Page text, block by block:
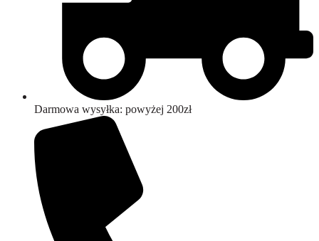
Darmowa wysyłka: powyżej 200zł